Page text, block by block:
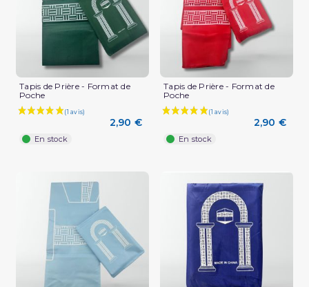
Tapis de Prière - Format de
Poche
2,90 €
En stock
Tapis de Prière - Format de
Poche
2,90 €
En stock